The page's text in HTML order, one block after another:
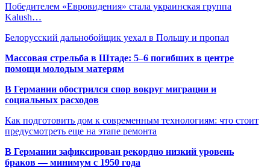
Победителем «Евровидения» стала украинская группа
Kalush…
Белорусский дальнобойщик уехал в Польшу и пропал
Массовая стрельба в Штаде: 5–6 погибших в центре
помощи молодым матерям
В Германии обострился спор вокруг миграции и
социальных расходов
Как подготовить дом к современным технологиям: что стоит
предусмотреть еще на этапе ремонта
В Германии зафиксирован рекордно низкий уровень
браков — минимум с 1950 года